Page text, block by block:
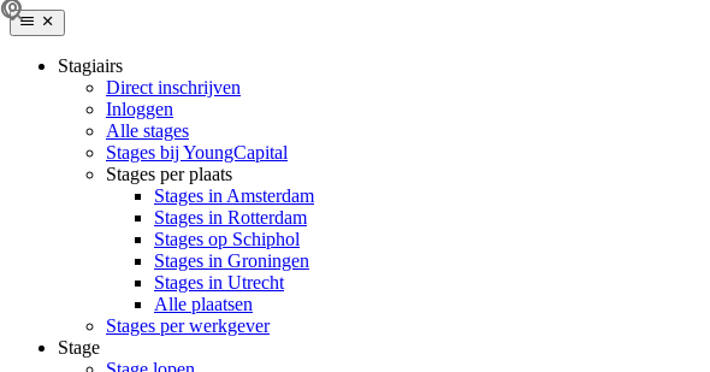
Stagiairs
Direct inschrijven
Inloggen
Alle stages
Stages bij YoungCapital
Stages per plaats
Stages in Amsterdam
Stages in Rotterdam
Stages op Schiphol
Stages in Groningen
Stages in Utrecht
Alle plaatsen
Stages per werkgever
Stage